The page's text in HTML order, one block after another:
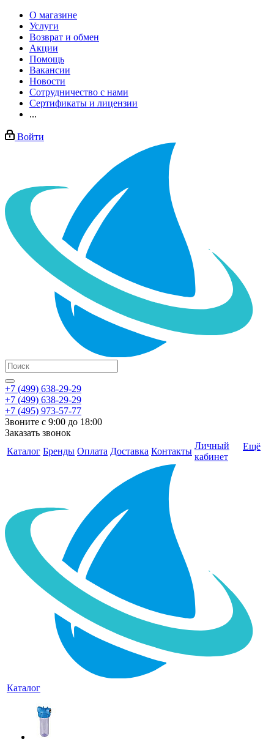
О магазине
Услуги
Возврат и обмен
Акции
Помощь
Вакансии
Новости
Сотрудничество с нами
Сертификаты и лицензии
...
Войти
+7 (499) 638-29-29
+7 (499) 638-29-29
+7 (495) 973-57-77
Звоните с 9:00 до 18:00
Заказать звонок
Каталог Бренды Оплата Доставка Контакты
Личный
кабинет
Ещё
Каталог